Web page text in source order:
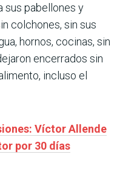
sus pabellones y
colchones, sin sus
hornos, cocinas, sin
encerrados sin
incluso el
Víctor Allende
por 30 días